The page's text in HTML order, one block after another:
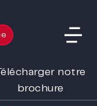
notre
brochure